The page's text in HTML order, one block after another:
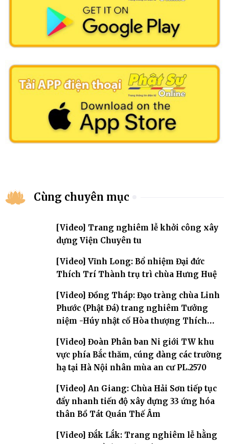
Cùng chuyên mục
[Video] Trang nghiêm lễ khởi công xây
dựng Viện Chuyên tu
[Video] Vĩnh Long: Bổ nhiệm Đại đức
Thích Trí Thành trụ trì chùa Hưng Huệ
[Video] Đồng Tháp: Đạo tràng chùa Linh
Phước (Phật Đá) trang nghiêm Tưởng
niệm -Húy nhật cố Hòa thượng Thích
[Video] Đoàn Phân ban Ni giới TW khu
vực phía Bắc thăm, cúng dàng các trường
hạ tại Hà Nội nhân mùa an cư PL.2570
[Video] An Giang: Chùa Hải Sơn tiếp tục
đẩy nhanh tiến độ xây dựng 33 ứng hóa
thân Bồ Tát Quán Thế Âm
[Video] Đắk Lắk: Trang nghiêm lễ hằng